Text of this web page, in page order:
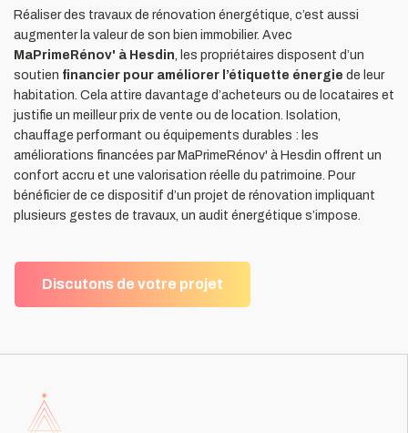
Réaliser des travaux de rénovation énergétique, c’est aussi
augmenter la valeur de son bien immobilier. Avec
MaPrimeRénov' à Hesdin, les propriétaires disposent d’un
soutien financier pour améliorer l’étiquette énergie de leur
habitation. Cela attire davantage d’acheteurs ou de locataires et
justifie un meilleur prix de vente ou de location. Isolation,
chauffage performant ou équipements durables : les
améliorations financées par MaPrimeRénov' à Hesdin offrent un
confort accru et une valorisation réelle du patrimoine. Pour
bénéficier de ce dispositif d’un projet de rénovation impliquant
plusieurs gestes de travaux, un audit énergétique s’impose.
Discutons de votre projet